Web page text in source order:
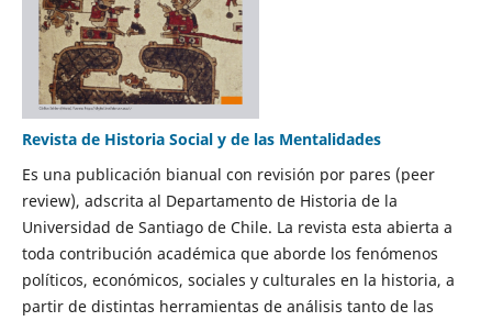
Revista de Historia Social y de las Mentalidades
Es una publicación bianual con revisión por pares (peer
review), adscrita al Departamento de Historia de la
Universidad de Santiago de Chile. La revista esta abierta a
toda contribución académica que aborde los fenómenos
políticos, económicos, sociales y culturales en la historia, a
partir de distintas herramientas de análisis tanto de las